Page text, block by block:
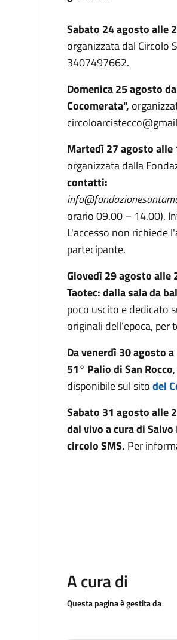
Sabato 24 agosto alle
organizzata dal Circolo
3407497662.
Domenica 25 agosto
Cocomerata",
Martedì 27 agosto
organizzata dalla
contatti:
orario 09.00 – 14.00).
L'accesso non richiede
partecipante.
Giovedì 29 agosto alle
Taotec: dalla sala da
poco uscito e dedicato
originali dell’epoca,
Da venerdì 30 agosto
51° Palio di San Rocco
disponibile sul sitodel
Sabato 31 agosto alle
dal vivo a cura di
circolo SMS. Per
A cura di
Questa pagina è gestita da